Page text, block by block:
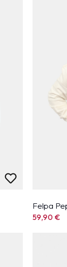
Felpa
59,90€